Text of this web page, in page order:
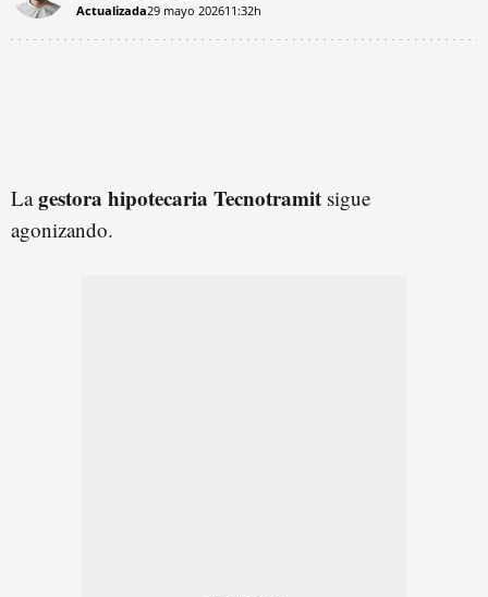
Actualizada29 mayo 202611:32h
Lagestora hipotecaria Tecnotramit sigue
agonizando.